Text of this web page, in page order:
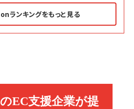
ランキングをもっと見る
／宮舘涼太]